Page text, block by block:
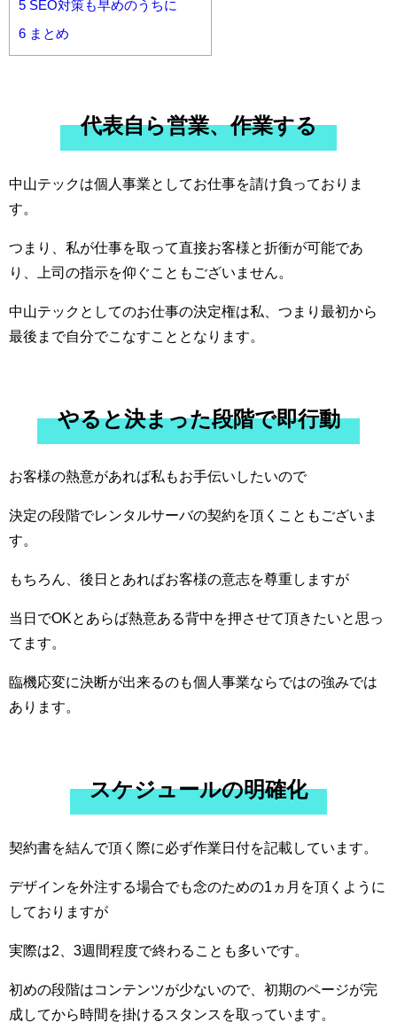
5 SEO対策も早めのうちに
6 まとめ
代表自ら営業、作業する
中山テックは個人事業としてお仕事を請け負っておりま
す。
つまり、私が仕事を取って直接お客様と折衝が可能であ
り、上司の指示を仰ぐこともございません。
中山テックとしてのお仕事の決定権は私、つまり最初から
最後まで自分でこなすこととなります。
やると決まった段階で即行動
お客様の熱意があれば私もお手伝いしたいので
決定の段階でレンタルサーバの契約を頂くこともございま
す。
もちろん、後日とあればお客様の意志を尊重しますが
当日でOKとあらば熱意ある背中を押させて頂きたいと思っ
てます。
臨機応変に決断が出来るのも個人事業ならではの強みでは
あります。
スケジュールの明確化
契約書を結んで頂く際に必ず作業日付を記載しています。
デザインを外注する場合でも念のための1ヵ月を頂くように
しておりますが
実際は2、3週間程度で終わることも多いです。
初めの段階はコンテンツが少ないので、初期のページが完
成してから時間を掛けるスタンスを取っています。